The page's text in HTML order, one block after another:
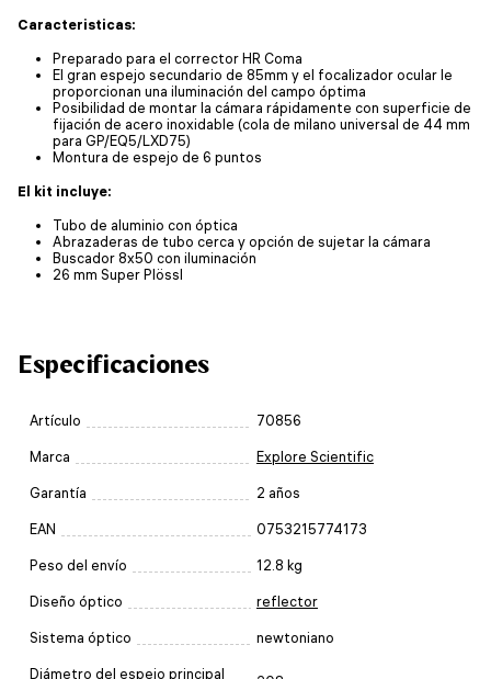
Caracteristicas:
Preparado para el corrector HR Coma
El gran espejo secundario de 85mm y el focalizador ocular le
proporcionan una iluminación del campo óptima
Posibilidad de montar la cámara rápidamente con superficie de
fijación de acero inoxidable (cola de milano universal de 44 mm
para GP/EQ5/LXD75)
Montura de espejo de 6 puntos
El kit incluye:
Tubo de aluminio con óptica
Abrazaderas de tubo cerca y opción de sujetar la cámara
Buscador 8x50 con iluminación
26 mm Super Plössl
Especificaciones
Artículo 70856
Marca Explore Scientific
Garantía 2 años
EAN 0753215774173
Peso del envío 12.8 kg
Diseño óptico reflector
Sistema óptico newtoniano
Diámetro del espejo principal